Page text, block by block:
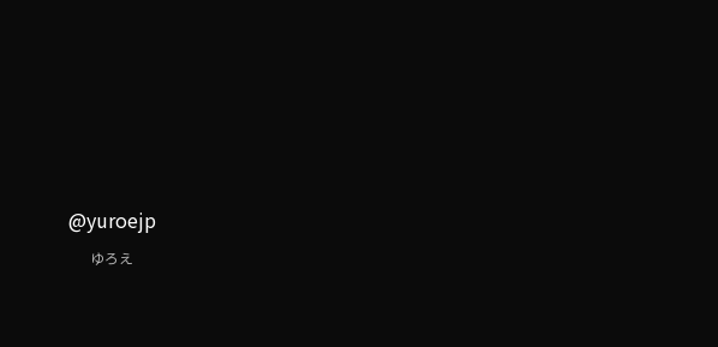
@yuroejp
ゆろえ